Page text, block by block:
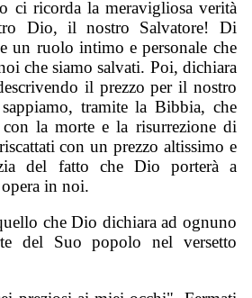
ci ricorda la meravigliosa verità
Dio, il nostro Salvatore! Di
un ruolo intimo e personale che
che siamo salvati. Poi, dichiara
il prezzo per il nostro
tramite la Bibbia, che
la morte e la risurrezione di
con un prezzo altissimo e
del fatto che Dio porterà a
in noi.
che Dio dichiara ad ognuno
del Suo popolo nel versetto